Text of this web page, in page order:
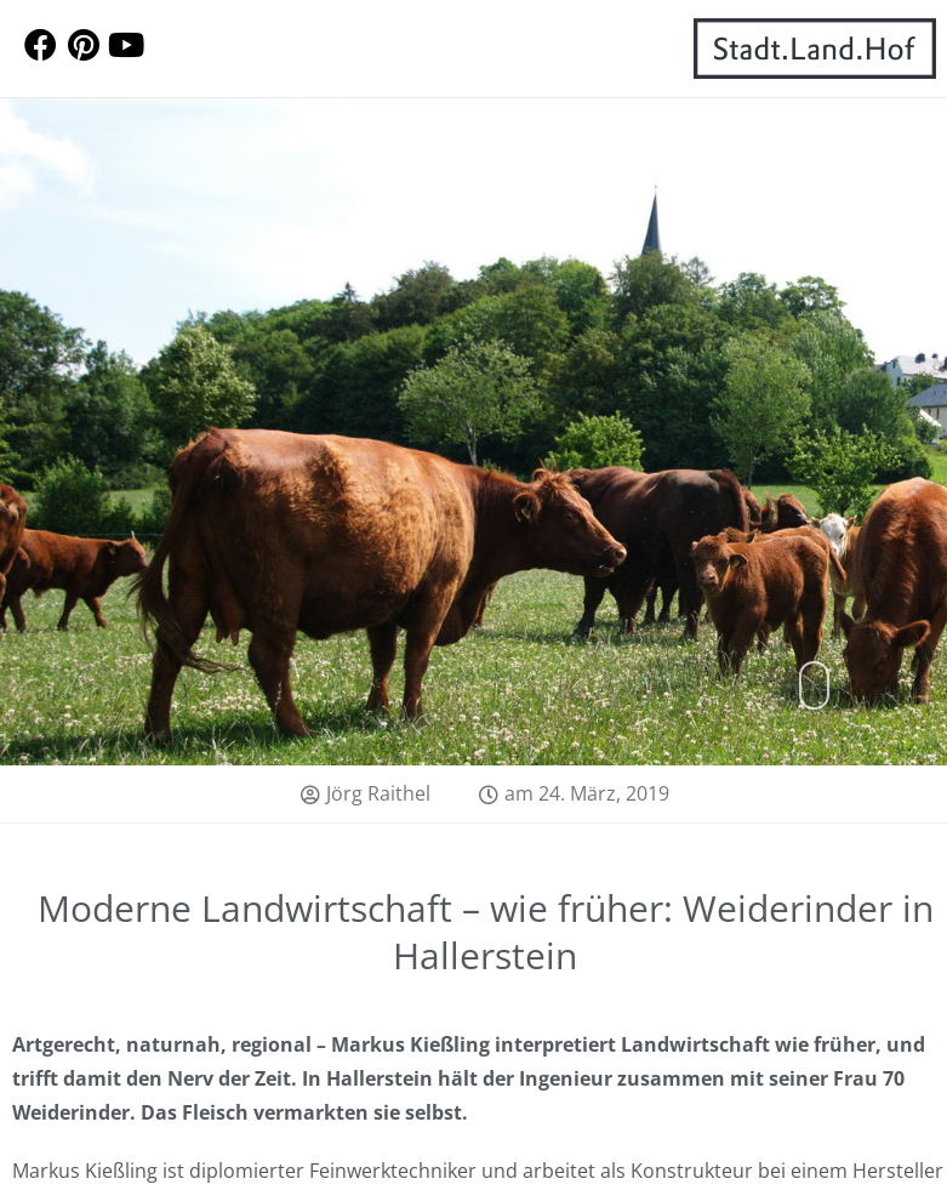
Jörg Raithel am 24. März, 2019
Moderne Landwirtschaft – wie früher: Weiderinder in
Hallerstein
Artgerecht, naturnah, regional – Markus Kießling interpretiert Landwirtschaft wie früher, und
trifft damit den Nerv der Zeit. In Hallerstein hält der Ingenieur zusammen mit seiner Frau 70
Weiderinder. Das Fleisch vermarkten sie selbst.
Markus Kießling ist diplomierter Feinwerktechniker und arbeitet als Konstrukteur bei einem Hersteller